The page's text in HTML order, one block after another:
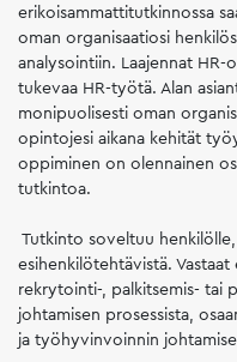
erikoisammattitutkinnossa
oman organisaatiosi
analysointiin. Laajennat HR-
tukevaa HR-työtä. Alan
monipuolisesti oman
opintojesi aikana kehität
oppiminen on olennainen
tutkintoa.
Tutkinto soveltuu
esihenkilötehtävistä.
rekrytointi-, palkitsemis- tai
johtamisen prosessista,
ja työhyvinvoinnin